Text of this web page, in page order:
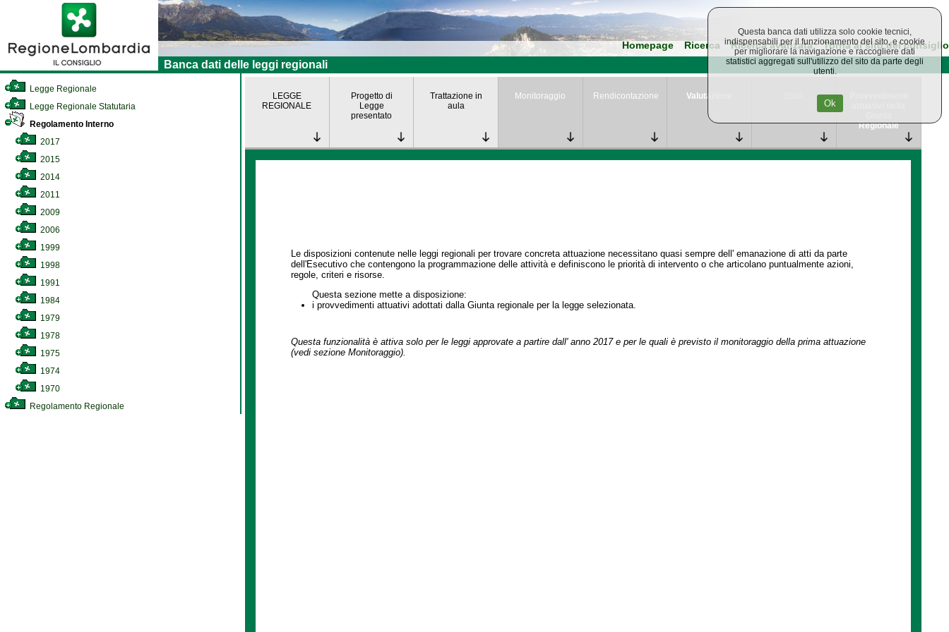
Homepage Ricerca Ricerca avanzata Torna al sito del consiglio
Banca dati delle leggi regionali
Legge Regionale
Legge Regionale Statutaria
Regolamento Interno
2017
2015
2014
2011
2009
2006
1999
1998
1991
1984
1979
1978
1975
1974
1970
Regolamento Regionale
LEGGE
REGIONALE
Progetto di
Legge
presentato
Trattazione in
aula
Monitoraggio Rendicontazione Valutazione
Regionale
Le disposizioni contenute nelle leggi regionali per trovare concreta attuazione necessitano quasi sempre dell' emanazione di atti da parte
dell'Esecutivo che contengono la programmazione delle attività e definiscono le priorità di intervento o che articolano puntualmente azioni,
regole, criteri e risorse.
Questa sezione mette a disposizione:
i provvedimenti attuativi adottati dalla Giunta regionale per la legge selezionata.
Questa funzionalità è attiva solo per le leggi approvate a partire dall' anno 2017 e per le quali è previsto il monitoraggio della prima attuazione
(vedi sezione Monitoraggio).
Questa banca dati utilizza solo cookie tecnici,
indispensabili per il funzionamento del sito, e cookie
per migliorare la navigazione e raccogliere dati
statistici aggregati sull'utilizzo del sito da parte degli
utenti.
Ok